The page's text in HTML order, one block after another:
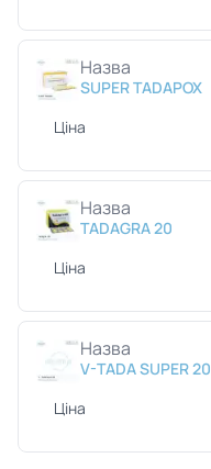
Назва
SUPER TADAPOX
Ціна
Назва
TADAGRA 20
Ціна
Назва
V-TADA SUPER 20
Ціна